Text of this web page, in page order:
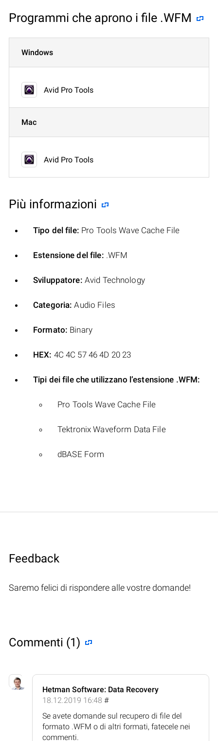
Programmi che aprono i file .WFM
Windows
Avid Pro Tools
Mac
Avid Pro Tools
Più informazioni
Tipo del file: Pro Tools Wave Cache File
Estensione del file: .WFM
Sviluppatore: Avid Technology
Categoria: Audio Files
Formato: Binary
HEX: 4C 4C 57 46 4D 20 23
Tipi dei file che utilizzano l’estensione .WFM:
Pro Tools Wave Cache File
Tektronix Waveform Data File
dBASE Form
Feedback
Saremo felici di rispondere alle vostre domande!
Commenti (1)
Hetman Software: Data Recovery
18.12.2019 16:48 #
Se avete domande sul recupero di file del
formato .WFM o di altri formati, fatecele nei
commenti.